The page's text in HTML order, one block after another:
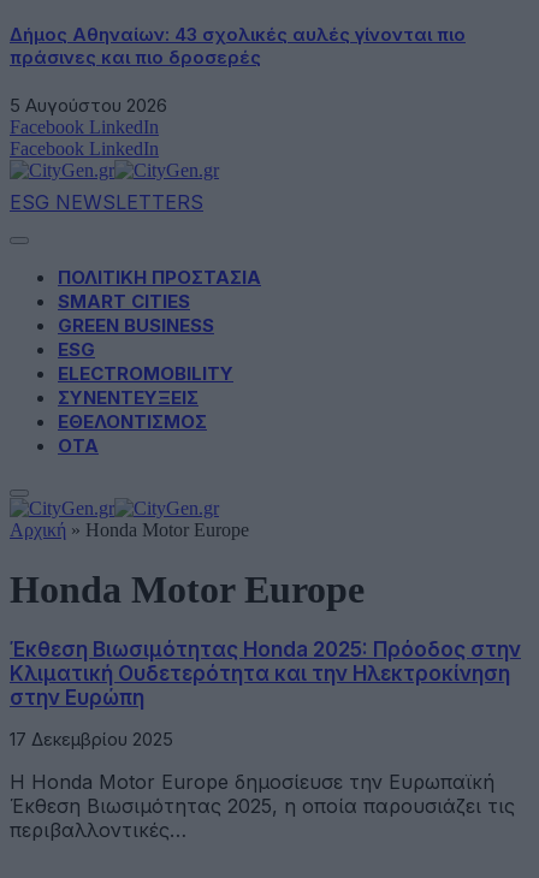
Δήμος Αθηναίων: 43 σχολικές αυλές γίνονται πιο
πράσινες και πιο δροσερές
5 Αυγούστου 2026
Facebook LinkedIn
Facebook LinkedIn
ESG NEWSLETTERS
ΠΟΛΙΤΙΚΗ ΠΡΟΣΤΑΣΙΑ
SMART CITIES
GREEN BUSINESS
ESG
ELECTROMOBILITY
ΣΥΝΕΝΤΕΥΞΕΙΣ
ΕΘΕΛΟΝΤΙΣΜΟΣ
ΟΤΑ
Αρχική » Honda Motor Europe
Honda Motor Europe
Έκθεση Βιωσιμότητας Honda 2025: Πρόοδος στην
Κλιματική Ουδετερότητα και την Ηλεκτροκίνηση
στην Ευρώπη
17 Δεκεμβρίου 2025
Η Honda Motor Europe δημοσίευσε την Ευρωπαϊκή
Έκθεση Βιωσιμότητας 2025, η οποία παρουσιάζει τις
περιβαλλοντικές…